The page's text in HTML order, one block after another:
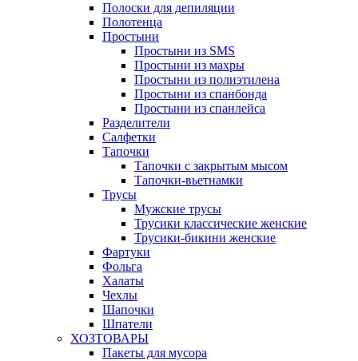
Полоски для депиляции
Полотенца
Простыни
Простыни из SMS
Простыни из махры
Простыни из полиэтилена
Простыни из спанбонда
Простыни из спанлейса
Разделители
Салфетки
Тапочки
Тапочки с закрытым мысом
Тапочки-вьетнамки
Трусы
Мужские трусы
Трусики классические женские
Трусики-бикини женские
Фартуки
Фольга
Халаты
Чехлы
Шапочки
Шпатели
ХОЗТОВАРЫ
Пакеты для мусора